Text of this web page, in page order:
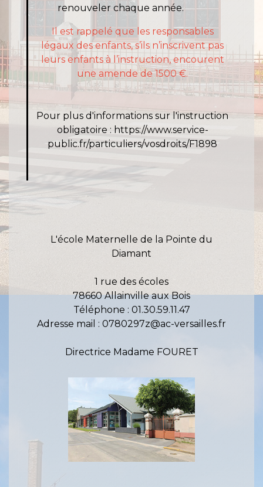
renouveler chaque année.
Il est rappelé que les responsables
légaux des enfants, s’ils n’inscrivent pas
leurs enfants à l’instruction, encourent
une amende de 1500 €.
Pour plus d'informations sur l'instruction
obligatoire : https://www.service-
public.fr/particuliers/vosdroits/F1898
L'école Maternelle de la Pointe du
Diamant
1 rue des écoles
78660 Allainville aux Bois
Téléphone : 01.30.59.11.47
Adresse mail : 0780297z@ac-versailles.fr
Directrice Madame FOURET